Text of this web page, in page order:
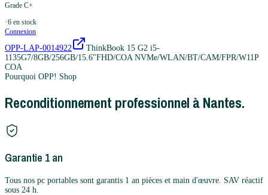
Grade C+
·6 en stock
Connexion
OPP-LAP-0014922
ThinkBook 15 G2 i5-
1135G7/8GB/256GB/15.6"FHD/COA NVMe/WLAN/BT/CAM/FPR/W11P
COA
Pourquoi OPP! Shop
Reconditionnement professionnel à Nantes.
Garantie 1 an
Tous nos pc portables sont garantis 1 an pièces et main d'œuvre. SAV réactif
sous 24 h.